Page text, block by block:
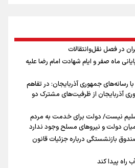
چهارماهه را شکست؛ «آهای مردم، آقا از
دلم ماند
بر ارزش افزوده چقدر است؟
در فصل نقل‌وانتقالات
ماه صفر و ایام شهادت امام رضا علیه
رسانه‌های جمهوری آذربایجان: در تفاهم
آذربایجان از ظرفیت‌های مشترک دو
نیست/ دولت برای خدمت به مردم
دولت و نیروهای مسلح وجود ندارد
بازنشستگی درباره جزئیات قانون
راه پیدا کند